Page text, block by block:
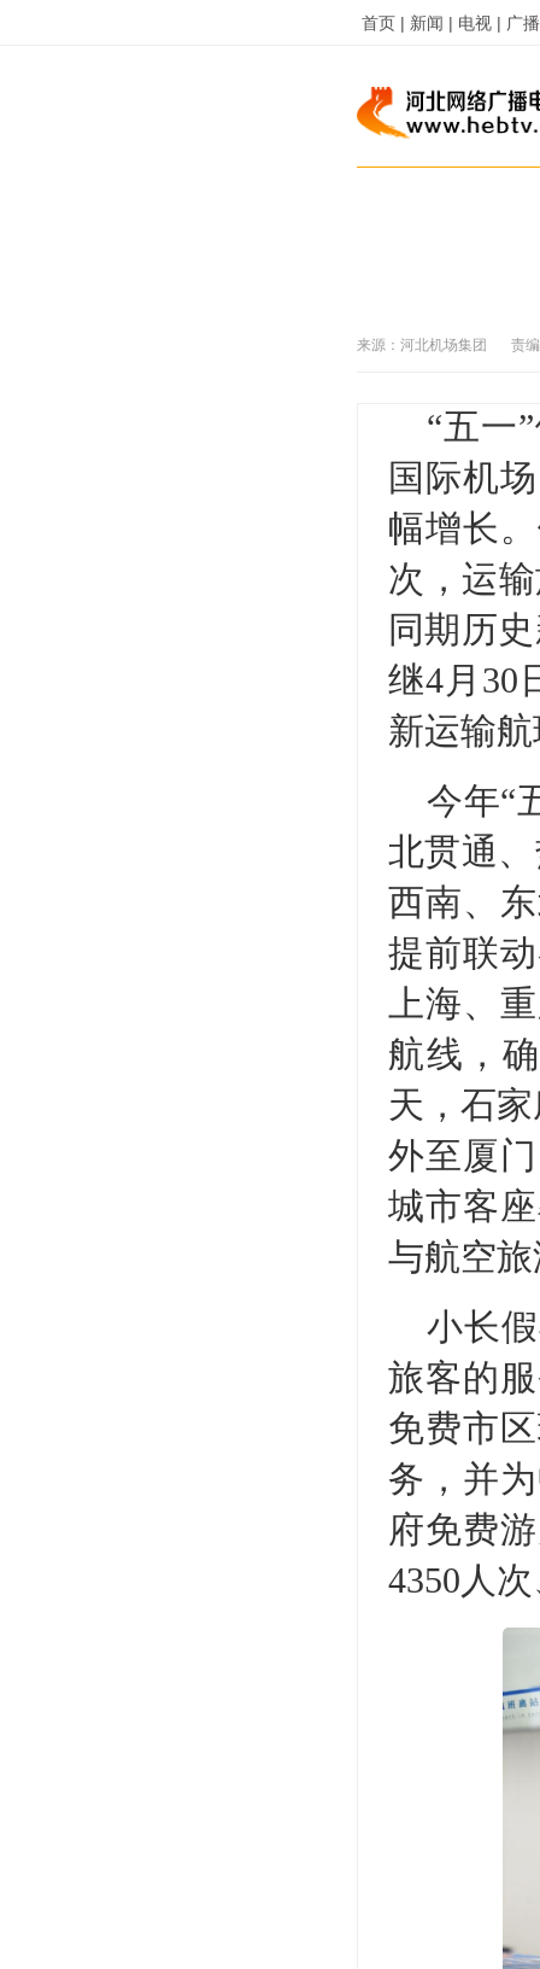
首页 | 新闻 | 电视 | 广
来源： 河北机场集团 责
“五一
国际机
幅增长
次，运
同期历
继4月30
新运输
今年“
北贯通
西南、
提前联
上海、
航线，
天，石
外至厦
城市客
与航空
小长
旅客的
免费市
务，并
府免费
4350人